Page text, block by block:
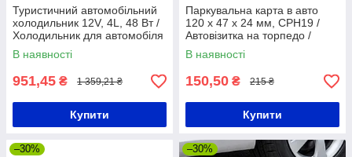
Туристичний автомобільний
холодильник 12V, 4L, 48 Вт /
Холодильник для автомобіля
/ Автохолодильник
В наявності
951,45 ₴ 1 359,21 ₴
Купити
Паркувальна карта в авто
120 х 47 х 24 мм, CPH19 /
Автовізитка на торпедо /
Номер телефону на панель
В наявності
150,50 ₴ 215 ₴
Купити
–30% –30%